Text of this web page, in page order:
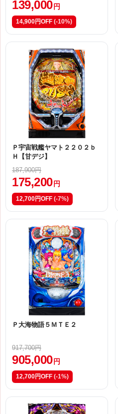
139,000 円
14,900円OFF (-10%)
Ｐ宇宙戦艦ヤマト２２０２ｂ
Ｈ【甘デジ】
187,900円
175,200 円
12,700円OFF (-7%)
Ｐ大海物語５ＭＴＥ２
917,700円
905,000円
12,700円OFF (-1%)